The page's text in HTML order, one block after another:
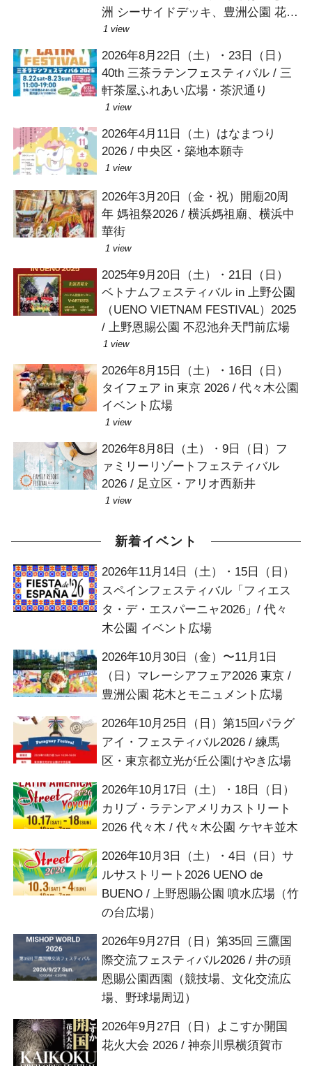
洲 シーサイドデッキ、豊洲公園 花木
とモニュメント広場
1 view
2026年8月22日（土）・23日（日）
40th 三茶ラテンフェスティバル / 三
軒茶屋ふれあい広場・茶沢通り
1 view
2026年4月11日（土）はなまつり
2026 / 中央区・築地本願寺
1 view
2026年3月20日（金・祝）開廟20周
年 媽祖祭2026 / 横浜媽祖廟、横浜中
華街
1 view
2025年9月20日（土）・21日（日）
ベトナムフェスティバル in 上野公園
（UENO VIETNAM FESTIVAL）2025
/ 上野恩賜公園 不忍池弁天門前広場
1 view
2026年8月15日（土）・16日（日）
タイフェア in 東京 2026 / 代々木公園
イベント広場
1 view
2026年8月8日（土）・9日（日）フ
ァミリーリゾートフェスティバル
2026 / 足立区・アリオ西新井
1 view
新着イベント
2026年11月14日（土）・15日（日）
スペインフェスティバル「フィエス
タ・デ・エスパーニャ2026」/ 代々
木公園 イベント広場
2026年10月30日（金）〜11月1日
（日）マレーシアフェア2026 東京 /
豊洲公園 花木とモニュメント広場
2026年10月25日（日）第15回パラグ
アイ・フェスティバル2026 / 練馬
区・東京都立光が丘公園けやき広場
2026年10月17日（土）・18日（日）
カリブ・ラテンアメリカストリート
2026 代々木 / 代々木公園 ケヤキ並木
2026年10月3日（土）・4日（日）サ
ルサストリート2026 UENO de
BUENO / 上野恩賜公園 噴水広場（竹
の台広場）
2026年9月27日（日）第35回 三鷹国
際交流フェスティバル2026 / 井の頭
恩賜公園西園（競技場、文化交流広
場、野球場周辺）
2026年9月27日（日）よこすか開国
花火大会 2026 / 神奈川県横須賀市